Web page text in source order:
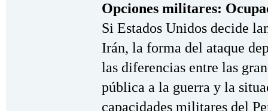
Opciones militares:
Si Estados Unidos decide
Irán, la forma del ataque
las diferencias entre las
pública a la guerra y la
capacidades militares del